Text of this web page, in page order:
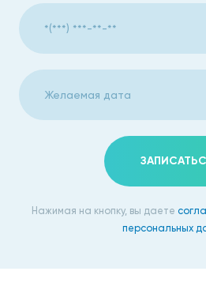
Нажимая на кнопку, вы даете
персональных